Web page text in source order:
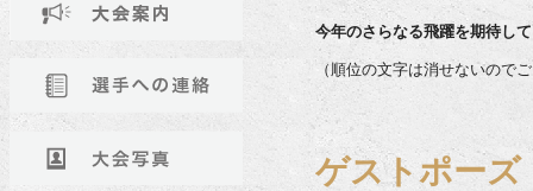
今年のさらなる飛躍を期待し
（順位の文字は消せないので
ゲストポー